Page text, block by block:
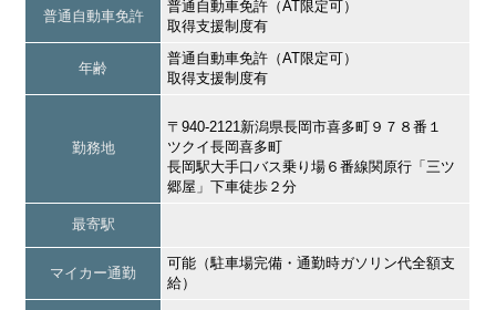
普通自動車免許
普通自動車免許（AT限定可）
取得支援制度有
年齢
普通自動車免許（AT限定可）
取得支援制度有
勤務地
〒940-2121新潟県長岡市喜多町９７８番１
ツクイ長岡喜多町
長岡駅大手口バス乗り場６番線関原行「三ツ
郷屋」下車徒歩２分
最寄駅
マイカー通勤
可能（駐車場完備・通勤時ガソリン代全額支
給）